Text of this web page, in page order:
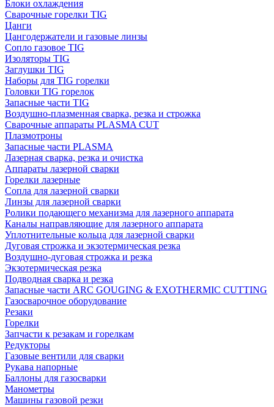
Блоки охлаждения
Сварочные горелки TIG
Цанги
Цангодержатели и газовые линзы
Сопло газовое TIG
Изоляторы TIG
Заглушки TIG
Наборы для TIG горелки
Головки TIG горелок
Запасные части TIG
Воздушно-плазменная сварка, резка и строжка
Сварочные аппараты PLASMA CUT
Плазмотроны
Запасные части PLASMA
Лазерная сварка, резка и очистка
Аппараты лазерной сварки
Горелки лазерные
Сопла для лазерной сварки
Линзы для лазерной сварки
Ролики подающего механизма для лазерного аппарата
Каналы направляющие для лазерного аппарата
Уплотнительные кольца для лазерной сварки
Дуговая строжка и экзотермическая резка
Воздушно-дуговая строжка и резка
Экзотермическая резка
Подводная сварка и резка
Запасные части ARC GOUGING & EXOTHERMIC CUTTING
Газосварочное оборудование
Резаки
Горелки
Запчасти к резакам и горелкам
Редукторы
Газовые вентили для сварки
Рукава напорные
Баллоны для газосварки
Манометры
Машины газовой резки